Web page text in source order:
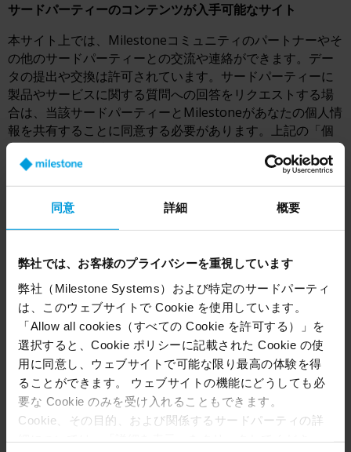
同意 詳細 概要
弊社では、お客様のプライバシーを重視しています
弊社（Milestone Systems）および特定のサードパーティ
は、このウェブサイトで Cookie を使用しています。
「Allow all cookies（すべての Cookie を許可する）」を
選択すると、Cookie ポリシーに記載された Cookie の使
用に同意し、ウェブサイトで可能な限り最高の体験を得
ることができます。 ウェブサイトの機能にどうしても必
要な Cookie のみを受け入れることもできます。
Cookie、その目的、および関係するサードパーティの詳
サードパーティーのコンテンツが入手可能なサイト
本サイト上では、Milestoneコミュニティのパートナーやそ
の他のサードパーティーとの交流や連絡ができます。デー
タの提出や交換は許可されています。サードパーティーに
製品やサービスに関する質問への回答をリクエストする場
合は、当該サードパーティーとMilestoneがあなたの個人情
報を共有することに同意する必要があります。上記の「個
人情報」と「投稿」のセクションをご確認ください。
本サイトがサードパーティーの製品やサービスを紹介して
いる場合。Milestoneは、本サイトで言及または紹介されて
よびサービスとの相互運用を意図しているかどうかにかか
わらず、推奨または保証しません。サードパーティーの製
品およびサービスの説明にはサードパーティーの製品およ
びサービスの詳細情報の入手方法および／または購入方法
が含まれ、本サイト上のそのような説明はすべてあなたの
便宜のために提供されます。サードパーティーと契約を締
結できます。そのような契約の締結やデータの交換はあな
た名義であなたとサードパーティーの間でのみ行われま
す。